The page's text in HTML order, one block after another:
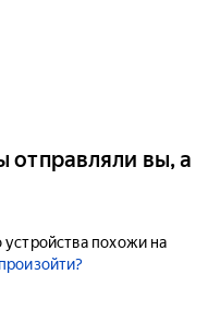
отправляли вы, а
похожи на